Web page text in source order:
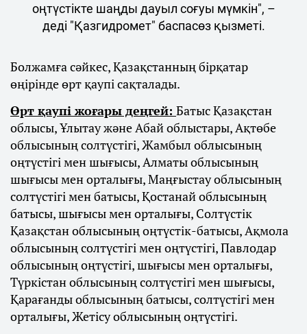
оңтүстікте шаңды дауыл соғуы мүмкін", –
деді "Қазгидромет" баспасөз қызметі.
Болжамға сәйкес, Қазақстанның бірқатар
өңірінде өрт қаупі сақталады.
Өрт қаупі жоғары деңгей: Батыс Қазақстан
облысы, Ұлытау және Абай облыстары, Ақтөбе
облысының солтүстігі, Жамбыл облысының
оңтүстігі мен шығысы, Алматы облысының
шығысы мен орталығы, Маңғыстау облысының
солтүстігі мен батысы, Қостанай облысының
батысы, шығысы мен орталығы, Солтүстік
Қазақстан облысының оңтүстік-батысы, Ақмола
облысының солтүстігі мен оңтүстігі, Павлодар
облысының оңтүстігі, шығысы мен орталығы,
Түркістан облысының солтүстігі мен шығысы,
Қарағанды облысының батысы, солтүстігі мен
орталығы, Жетісу облысының оңтүстігі.